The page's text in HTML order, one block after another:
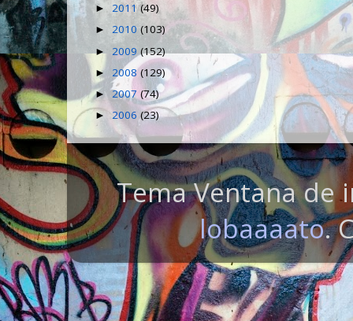
► 2011(49)
► 2010 (103)
► 2009 (152)
► 2008(129)
► 2007 (74)
► 2006 (23)
Tema Ventana de
lobaaaato.